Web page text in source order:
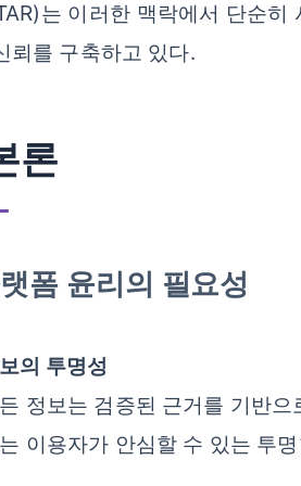
는 이러한 맥락에서 단순
뢰를 구축하고 있다.
론
폼 윤리의 필요성
의 투명성
정보는 검증된 근거를 기반
이용자가 안심할 수 있는 투